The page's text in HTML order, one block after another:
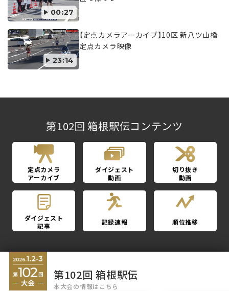
00:27
23:14
【定点カメラアーカイブ】10区 新八ツ山橋
定点カメラ映像
第102回 箱根駅伝コンテンツ
定点カメラ
アーカイブ
ダイジェスト
動画
切り抜き
動画
ダイジェスト
記事
記録速報 順位推移
第102回 箱根駅伝
本大会の情報はこちら